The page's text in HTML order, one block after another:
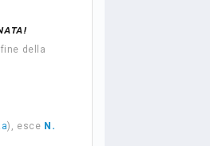
della
), esce N.